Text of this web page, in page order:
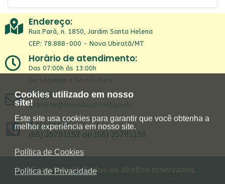
Cookies utilizado em nosso
site!
Este site usa cookies para garantir que você obtenha a
melhor experiência em nosso site.
Política de Cookies
Política de Privacidade
Endereço:
Rua Pará, n. 1850, Jardim Santa Helena
CEP: 78.888-000 - Nova Ubiratã/MT
Horário de atendimento:
Das 07:00h às 13:00h
De Segunda a Sexta-feira
Email:
gabinete@novaubirata.mt.gov.br
Telefone:
(66) 35791192 ou (66) 35791188
Copyright © - Todos os direitos reservados